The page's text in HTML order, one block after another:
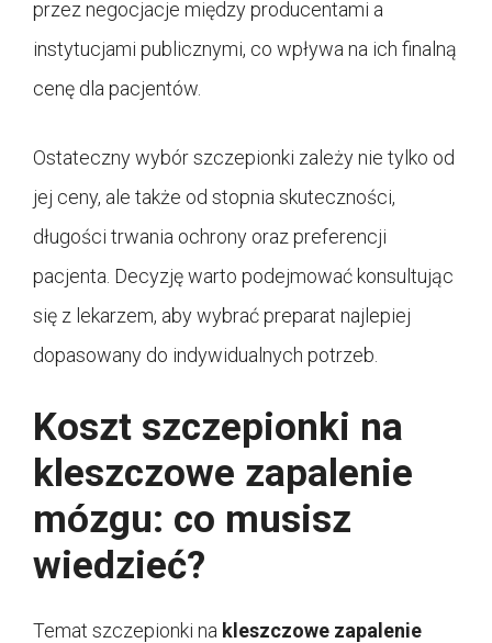
przez negocjacje między producentami a
instytucjami publicznymi, co wpływa na ich finalną
cenę dla pacjentów.
Ostateczny wybór szczepionki zależy nie tylko od
jej ceny, ale także od stopnia skuteczności,
długości trwania ochrony oraz preferencji
pacjenta. Decyzję warto podejmować konsultując
się z lekarzem, aby wybrać preparat najlepiej
dopasowany do indywidualnych potrzeb.
Koszt szczepionki na
kleszczowe zapalenie
mózgu: co musisz
wiedzieć?
Temat szczepionki na kleszczowe zapalenie